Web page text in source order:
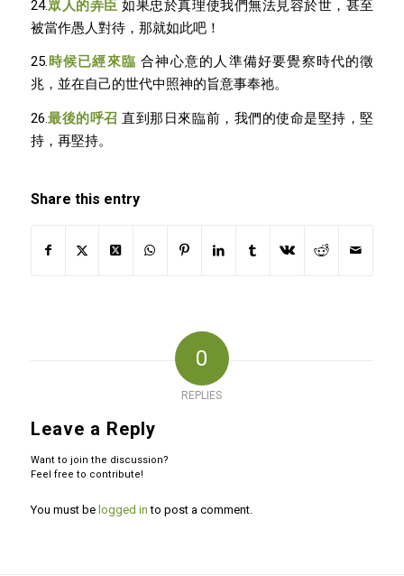
24.眾人的弄臣 如果忠於真理使我們無法見容於世，甚至
被當作愚人對待，那就如此吧！
25.時候已經來臨 合神心意的人準備好要覺察時代的徵
兆，並在自己的世代中照神的旨意事奉祂。
26.最後的呼召 直到那日來臨前，我們的使命是堅持，堅
持，再堅持。
Share this entry
0
REPLIES
Leave a Reply
Want to join the discussion?
Feel free to contribute!
You must be logged in to post a comment.